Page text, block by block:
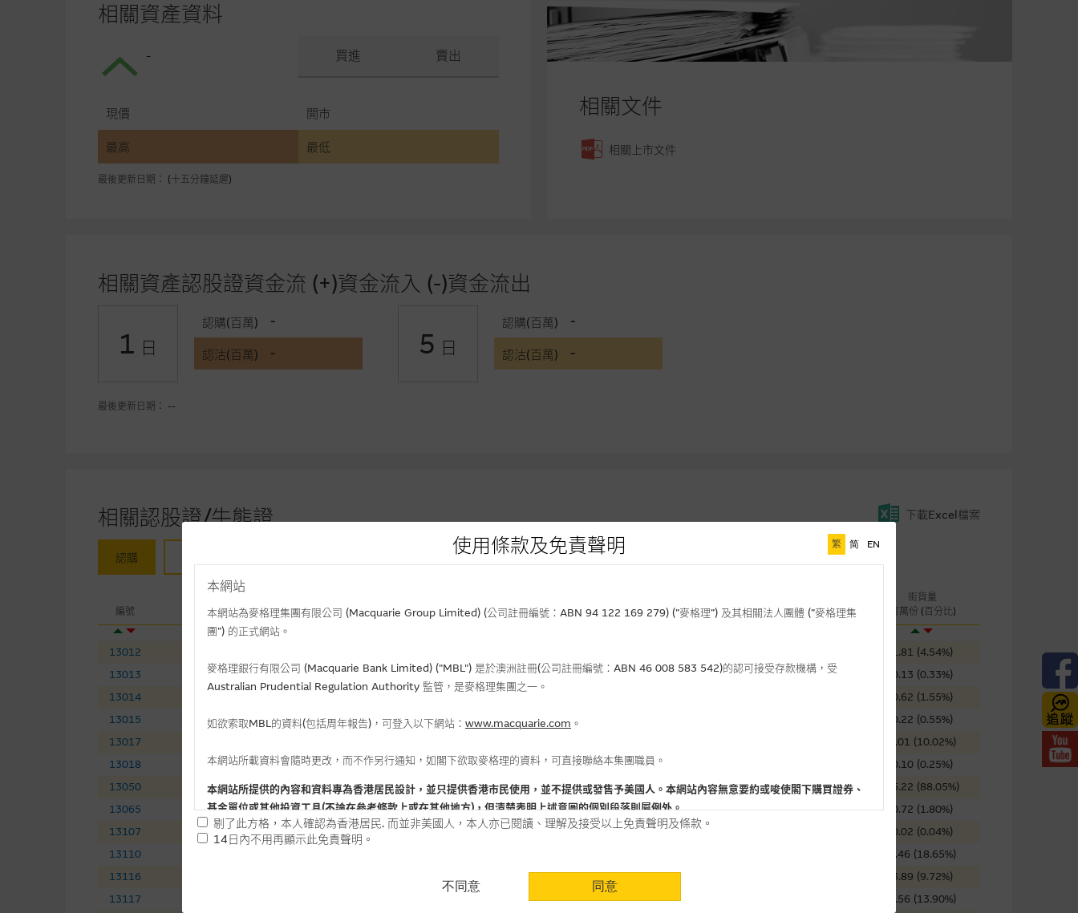
相關資產資料
- 買進 賣出
現價 開市
最高 最低
最後更新日期： (十五分鐘延遲)
相關文件
相關上市文件
相關資產認股證資金流 (+)資金流入 (-)資金流出
1 日
認購(百萬) -
認沽(百萬) - 5 日
認購(百萬) -
認沽(百萬) -
最後更新日期： --
相關認股證/牛熊證 下載Excel檔案
認購
編號 相關資產
現價
行使價
(日/月/年)
價格 升/跌(%)
(倍)
引伸波幅
(千元)
街貨量
百萬份 (百分比)
13012
1.81 (4.54%)
13013
石藥集團(認購) 8.490 8.888 31-12-2026 0.232 +1.75 3.9 63.59% 2,364
0.13 (0.33%)
13014
45.678
0.62 (1.55%)
13015
萬國數據－ＳＷ(認購) 31.24 38.388 31-12-2026 0.105
0.22 (0.55%)
13017
4.01 (10.02%)
13018
三一國際(認購) 7.555 10.888 01-12-2026 0.085 - 15.00
0.10 (0.25%)
13050
中國銀河(認購) 7.700 8.38 18-08-2026 0.010 - 9.09 17.3 57.35% 0
35.22 (88.05%)
13065
友邦保險(認購) 72.20 106.299 03-05-2027 0.045 - 22.41 6.0 40.77% 215
0.72 (1.80%)
13107
中國電信(認購) 4.545 7.28 28-01-2027 0.077 - 6.10 6.8
0.02 (0.04%)
13110
7.46 (18.65%)
13116
02-12-2026 0.217 - 6.87
3.89 (9.72%)
13117
02-12-2026 0.016 -
5.56 (13.90%)
使用條款及免責聲明 繁 简 EN
本網站
本網站為麥格理集團有限公司 (Macquarie Group Limited) (公司註冊編號：ABN 94 122 169 279) (”麥格理”) 及其相關法人團體 (”麥格理集
團”) 的正式網站。
麥格理銀行有限公司 (Macquarie Bank Limited) ("MBL") 是於澳洲註冊(公司註冊編號：ABN 46 008 583 542)的認可接受存款機構，受
Australian Prudential Regulation Authority 監管，是麥格理集團之一。
如欲索取MBL的資料(包括周年報告)，可登入以下網站： www.macquarie.com 。
本網站所載資料會隨時更改，而不作另行通知，如閣下欲取麥格理的資料，可直接聯絡本集團職員。
本網站所提供的內容和資料專為香港居民設計，並只提供香港市民使用，並不提供或發售予美國人。本網站內容無意要約或唆使閣下購買證券、
基金單位或其他投資工具(不論在參考條款上或在其他地方)，但清楚表明上述意圖的個別段落則屬例外。
網站內容來自我們在所示日期時認為可靠之來源，且均以真誠提供。惟麥格理集團並無核實所有網站內容，故就閣下的目的而言，網站內容可能
未必完整或準確。麥格理集團不會，亦沒有義務更新網站內容，或修正任何其後變為明顯失實之地方。網站內容所載的意見、預測及其他資料可
剔了此方格，本人確認為香港居民. 而並非美國人，本人亦已閱讀、理解及接受以上免責聲明及條款。
14日內不用再顯示此免責聲明。
不同意 同意